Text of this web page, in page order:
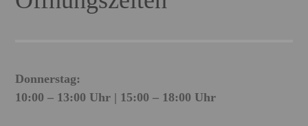
Donnerstag:
10:00 – 13:00 Uhr | 15:00 – 18:00 Uhr